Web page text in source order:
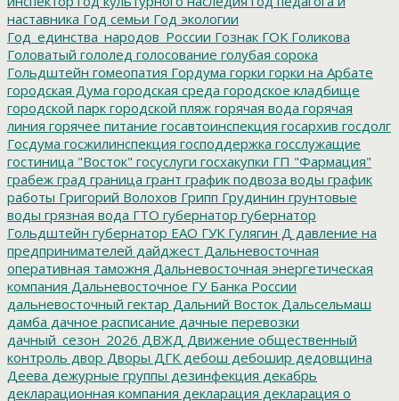
наставника Год семьи Год экологии
Год_единства_народов_России Гознак ГОК Голикова
Головатый гололед голосование голубая сорока
Гольдштейн гомеопатия Гордума горки горки на Арбате
городская Дума городская среда городское кладбище
городской парк городской пляж горячая вода горячая
линия горячее питание госавтоинспекция госархив госдолг
Госдума госжилинспекция господдержка госслужащие
гостиница "Восток" госуслуги госхакупки ГП "Фармация"
грабеж град граница грант график подвоза воды график
работы Григорий Волохов Грипп Грудинин грунтовые
воды грязная вода ГТО губернатор губернатор
Гольдштейн губернатор ЕАО ГУК Гулягин Д давление на
предпринимателей дайджест Дальневосточная
оперативная таможня Дальневосточная энергетическая
компания Дальневосточное ГУ Банка России
дальневосточный гектар Дальний Восток Дальсельмаш
дамба дачное расписание дачные перевозки
дачный_сезон_2026 ДВЖД Движение общественный
контроль двор Дворы ДГК дебош дебошир дедовщина
Деева дежурные группы дезинфекция декабрь
декларационная компания декларация декларация о